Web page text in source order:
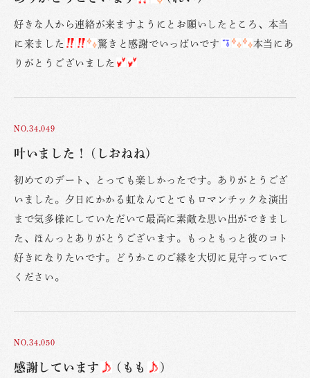
好きな人から連絡が来ますようにとお願いしたところ、本当
に来ました
驚きと感謝でいっぱいです
本当にあ
りがとうございました
NO.34,049
叶いました！ (しおねね)
初めてのデート、とっても楽しかったです。ありがとうござ
いました。夕日にかかる虹なんてとてもロマンチックな演出
まで気多様にしていただいて最高に素敵な思い出ができまし
た、ほんっとありがとうございます。もっともっと彼のコト
好きになりたいです。どうかこのご縁を大切に見守っていて
ください。
NO.34,050
感謝しています (もも )